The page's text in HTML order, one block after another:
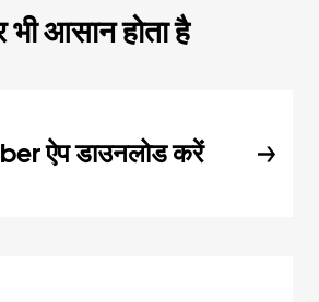
आसान होता है
ऐप डाउनलोड करें